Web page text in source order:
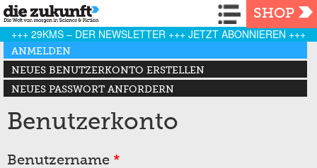
Navigation
SHOP
+++ 29KMS – DER NEWSLETTER +++ JETZT ABONNIEREN +++
Haupt-Reiter
ANMELDEN
(AKTIVER REITER)
NEUES BENUTZERKONTO ERSTELLEN
NEUES PASSWORT ANFORDERN
Benutzerkonto
Benutzername *